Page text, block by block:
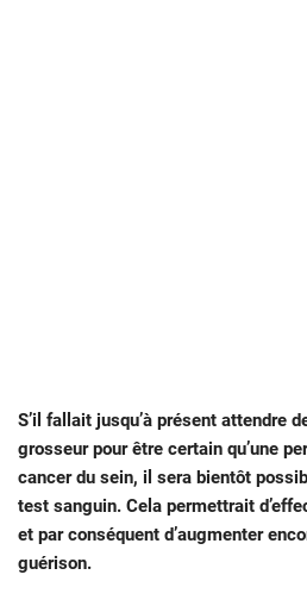
S’il fallait jusqu’à présent attendre
grosseur pour être certain qu’une
cancer du sein, il sera bientôt
test sanguin. Cela permettrait
et par conséquent d’augmenter
guérison.